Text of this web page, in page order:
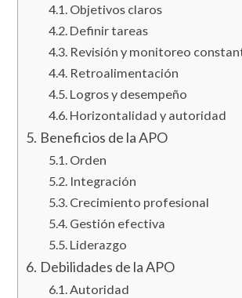
Objetivos claros
Definir tareas
Revisión y monitoreo
Retroalimentación
Logros y desempeño
Horizontalidad y autoridad
Beneficios de la APO
Orden
Integración
Crecimiento profesional
Gestión efectiva
Liderazgo
Debilidades de la APO
Autoridad